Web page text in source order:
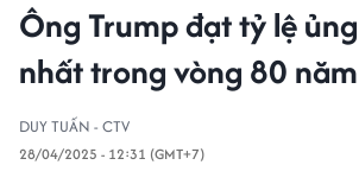
Ông Trump đạt tỷ lệ
nhất trong vòng 80 năm
DUY TUẤN - CTV
28/04/2025 - 12:31 (GMT+7)